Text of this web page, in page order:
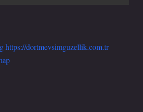
https://dortmevsimguzellik.com.tr